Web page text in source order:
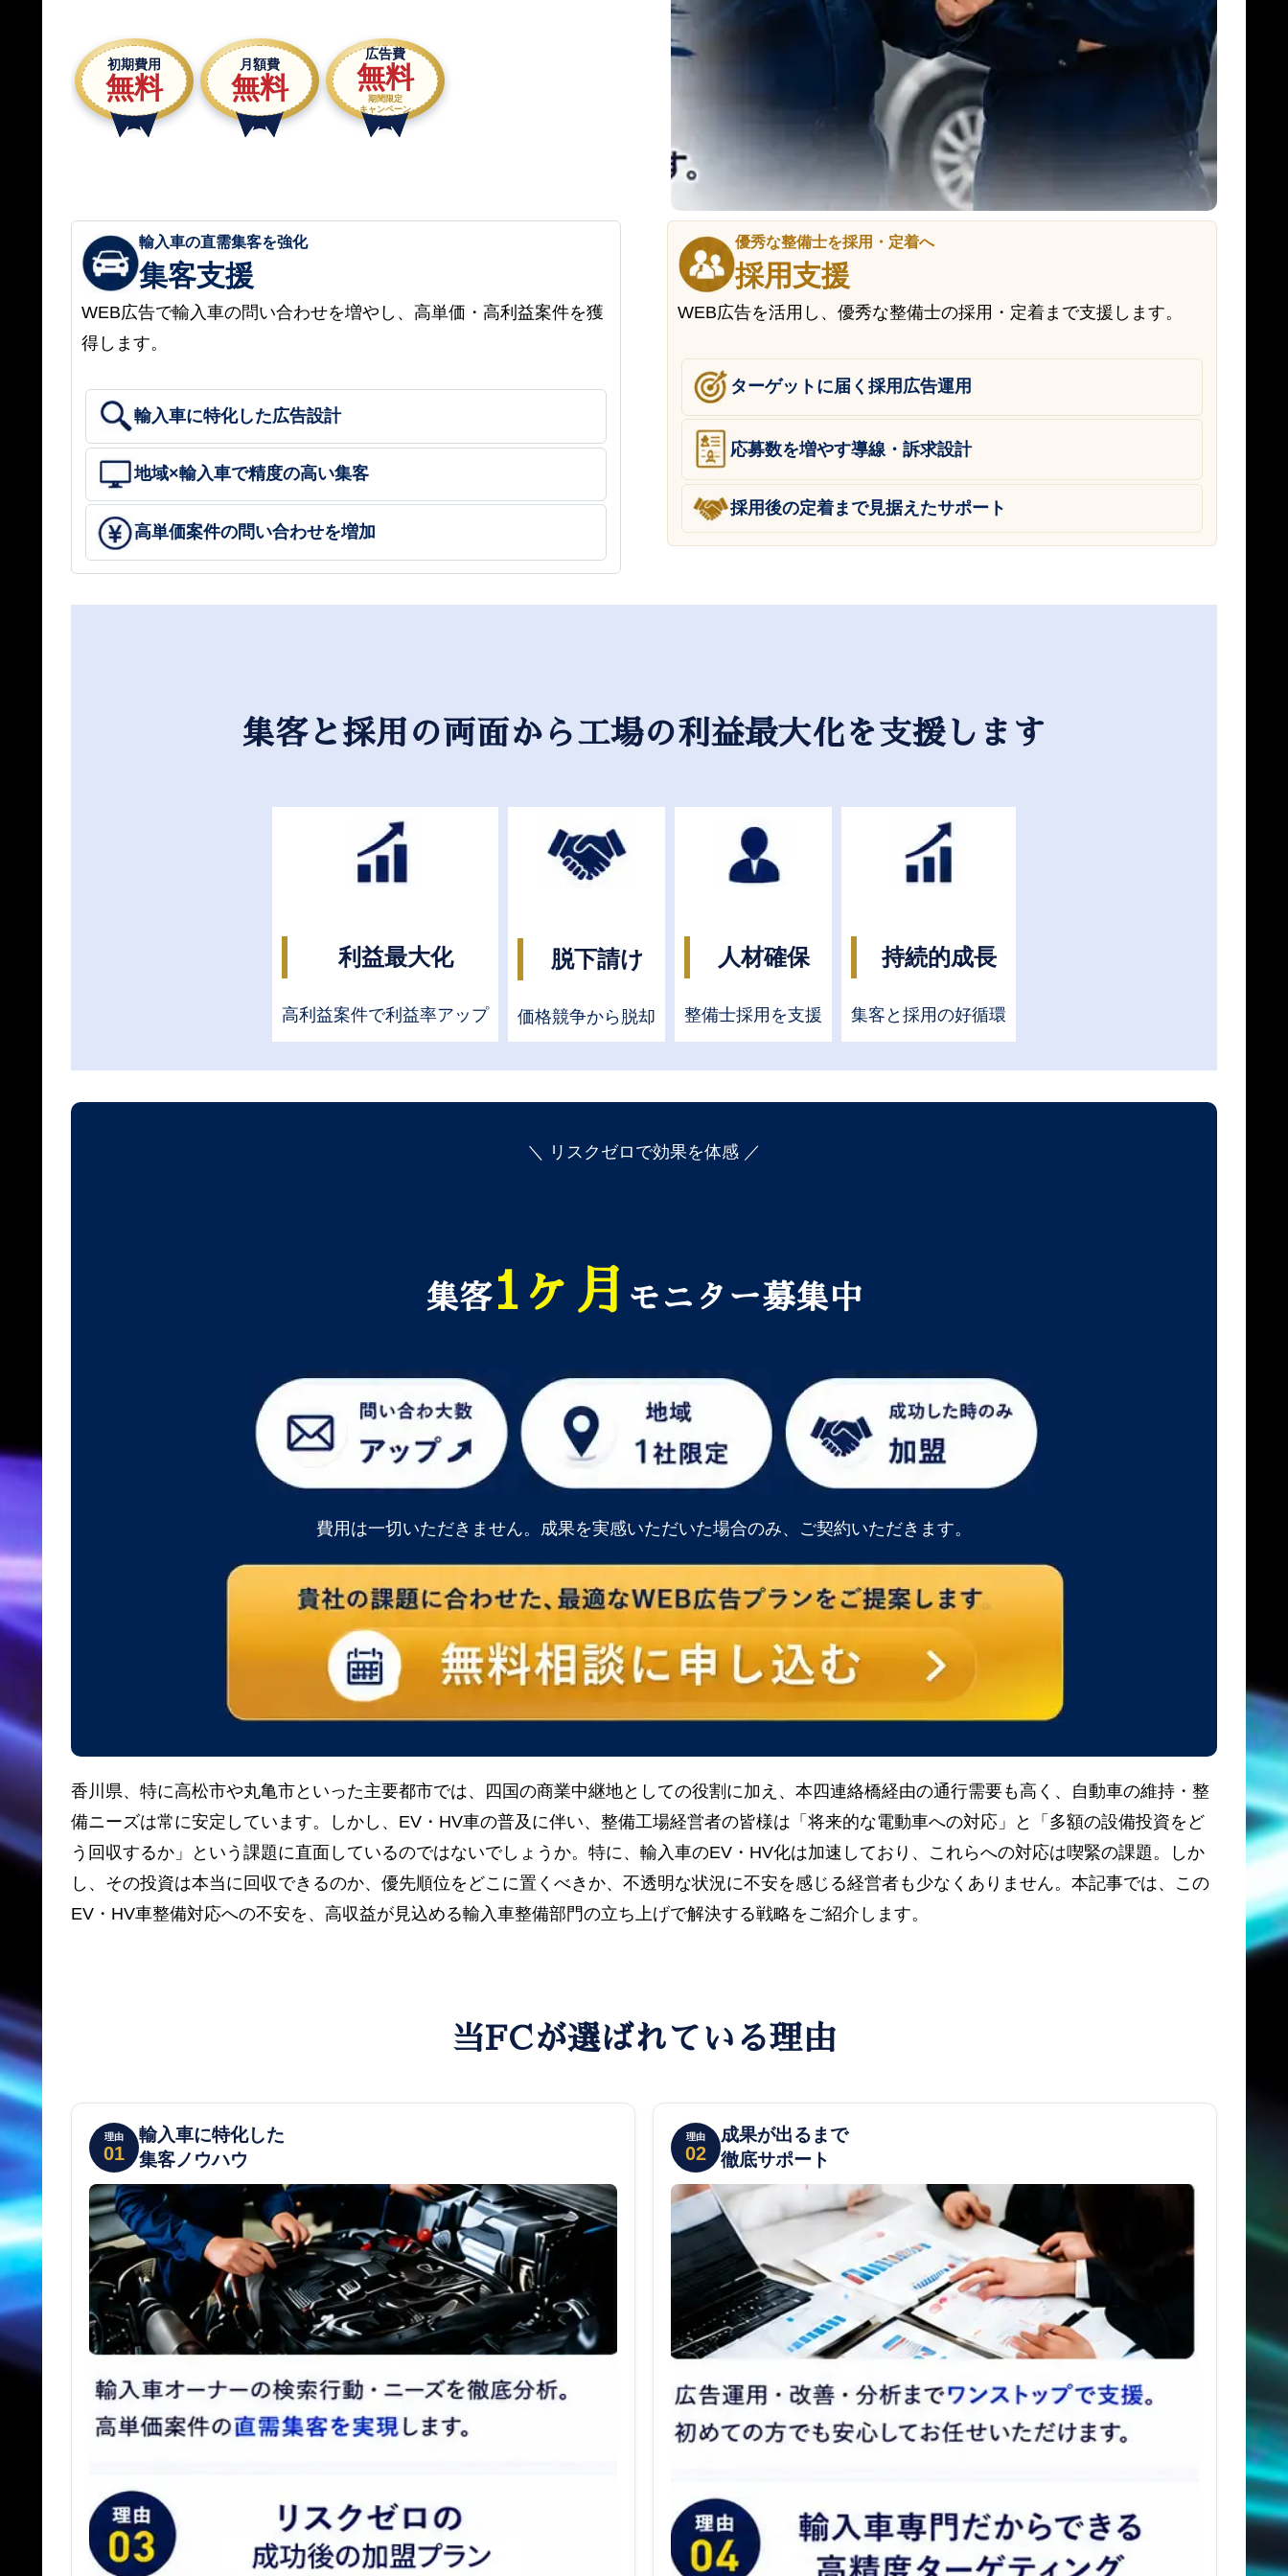
初期費用
無料
月額費
無料
広告費
無料
期間限定
キャンペーン
輸入車の直需集客を強化
集客支援
WEB広告で輸入車の問い合わせを増やし、高単価・高利益案件を獲
得します。
輸入車に特化した広告設計
地域×輸入車で精度の高い集客
高単価案件の問い合わせを増加
優秀な整備士を採用・定着へ
採用支援
WEB広告を活用し、優秀な整備士の採用・定着まで支援します。
ターゲットに届く採用広告運用
応募数を増やす導線・訴求設計
採用後の定着まで見据えたサポート
集客と採用の両面から工場の利益最大化を支援します
利益最大化
高利益案件で利益率アップ
脱下請け
価格競争から脱却
人材確保
整備士採用を支援
持続的成長
集客と採用の好循環
＼ リスクゼロで効果を体感 ／
集客1ヶ月 モニター募集中
費用は一切いただきません。成果を実感いただいた場合のみ、ご契約いただきます。
香川県、特に高松市や丸亀市といった主要都市では、四国の商業中継地としての役割に加え、本四連絡橋経由の通行需要も高く、自動車の維持・整
備ニーズは常に安定しています。しかし、EV・HV車の普及に伴い、整備工場経営者の皆様は「将来的な電動車への対応」と「多額の設備投資をど
う回収するか」という課題に直面しているのではないでしょうか。特に、輸入車のEV・HV化は加速しており、これらへの対応は喫緊の課題。しか
し、その投資は本当に回収できるのか、優先順位をどこに置くべきか、不透明な状況に不安を感じる経営者も少なくありません。本記事では、この
EV・HV車整備対応への不安を、高収益が見込める輸入車整備部門の立ち上げで解決する戦略をご紹介します。
当FCが選ばれている理由
理由
01
輸入車に特化した
集客ノウハウ
理由
02
成果が出るまで
徹底サポート